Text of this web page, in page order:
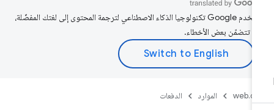
تستخدم Google تكنولوجيا الذكاء الاصطناعي لترجمة المحتوى إلى لغتك المفضّلة،
تتضمّن بعض الأخطاء.
الموارد الدفعات